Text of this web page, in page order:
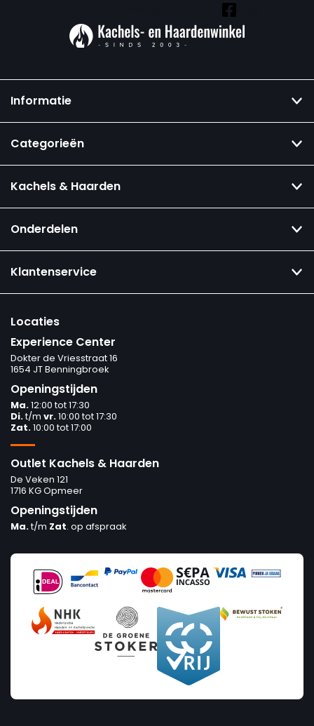
Informatie
Categorieën
Kachels & Haarden
Onderdelen
Klantenservice
Locaties
Experience Center
Dokter de Vriesstraat 16
1654 JT Benningbroek
Openingstijden
Ma.12:00 tot 17:30
Di.t/m vr.10:00 tot 17:30
Zat.10:00 tot 17:00
Outlet Kachels & Haarden
De Veken 121
1716 KG Opmeer
Openingstijden
Ma.t/m Zat. op afspraak